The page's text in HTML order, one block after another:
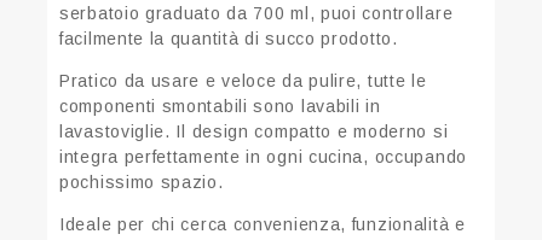
serbatoio graduato da 700 ml, puoi controllare
facilmente la quantità di succo prodotto.
Pratico da usare e veloce da pulire, tutte le
componenti smontabili sono lavabili in
lavastoviglie. Il design compatto e moderno si
integra perfettamente in ogni cucina, occupando
pochissimo spazio.
Ideale per chi cerca convenienza, funzionalità e